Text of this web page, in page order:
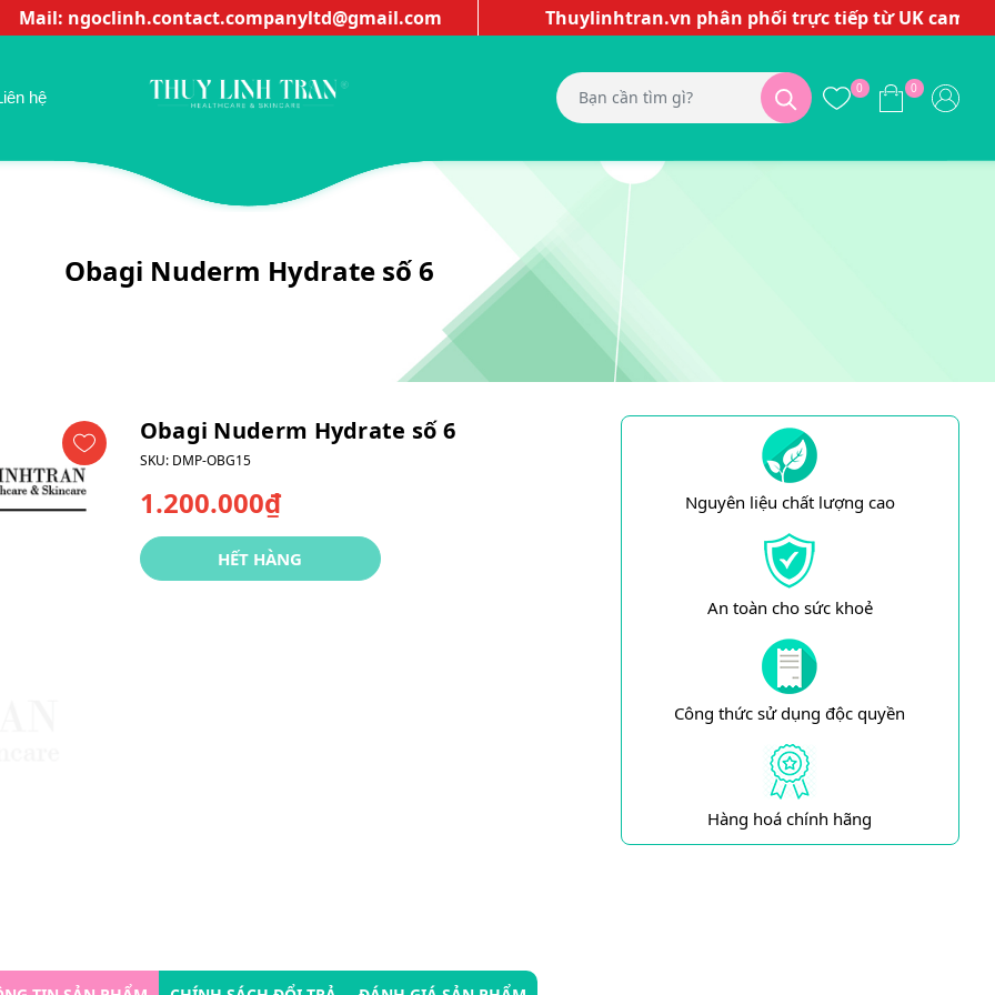
Mail: ngoclinh.contact.companyltd@gmail.com Thuylinhtran.vn phân phối trực tiếp từ UK cam kết
hệ 0 0
Obagi Nuderm Hydrate số 6
Obagi Nuderm Hydrate số 6
SKU:DMP-OBG15
1.200.000₫
HẾT HÀNG
Nguyên liệu chất lượng cao
An toàn cho sức khoẻ
Công thức sử dụng độc quyền
Hàng hoá chính hãng